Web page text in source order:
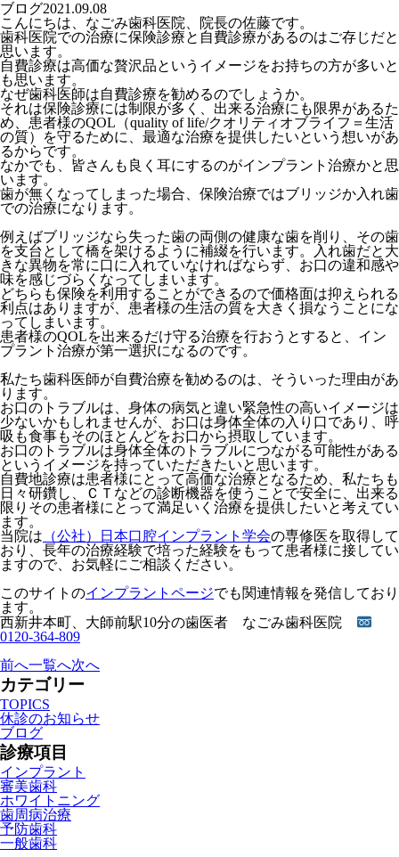
ブログ2021.09.08
こんにちは、なごみ歯科医院、院長の佐藤です。
歯科医院での治療に保険診療と自費診療があるのはご存じだと
思います。
自費診療は高価な贅沢品というイメージをお持ちの方が多いと
も思います。
なぜ歯科医師は自費診療を勧めるのでしょうか。
それは保険診療には制限が多く、出来る治療にも限界があるた
め、患者様のQOL（quality of life/クオリティオブライフ＝生活
の質）を守るために、最適な治療を提供したいという想いがあ
るからです。
なかでも、皆さんも良く耳にするのがインプラント治療かと思
います。
歯が無くなってしまった場合、保険治療ではブリッジか入れ歯
での治療になります。
例えばブリッジなら失った歯の両側の健康な歯を削り、その歯
を支台として橋を架けるように補綴を行います。入れ歯だと大
きな異物を常に口に入れていなければならず、お口の違和感や
味を感じづらくなってしまいます。
どちらも保険を利用することができるので価格面は抑えられる
利点はありますが、患者様の生活の質を大きく損なうことにな
ってしまいます。
患者様のQOLを出来るだけ守る治療を行おうとすると、イン
プラント治療が第一選択になるのです。
私たち歯科医師が自費治療を勧めるのは、そういった理由があ
ります。
お口のトラブルは、身体の病気と違い緊急性の高いイメージは
少ないかもしれませんが、お口は身体全体の入り口であり、呼
吸も食事もそのほとんどをお口から摂取しています。
お口のトラブルは身体全体のトラブルにつながる可能性がある
というイメージを持っていただきたいと思います。
自費地診療は患者様にとって高価な治療となるため、私たちも
日々研鑽し、ＣＴなどの診断機器を使うことで安全に、出来る
限りその患者様にとって満足いく治療を提供したいと考えてい
ます。
当院は （公社）日本口腔インプラント学会の専修医を取得して
おり、長年の治療経験で培った経験をもって患者様に接してい
ますので、お気軽にご相談ください。
このサイトのインプラントページでも関連情報を発信しており
ます。
西新井本町、大師前駅10分の歯医者 なごみ歯科医院
0120-364-809
前へ一覧へ次へ
カテゴリー
TOPICS
休診のお知らせ
ブログ
診療項目
インプラント
審美歯科
ホワイトニング
歯周病治療
予防歯科
一般歯科